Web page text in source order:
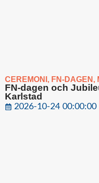
CEREMONI , FN-DAGEN ,
FN-dagen och
Karlstad
2026-10-24 00:00:00